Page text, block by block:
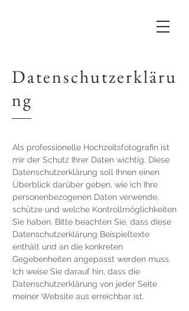
Datenschutzerkläru
ng
Als professionelle Hochzeitsfotografin ist
mir der Schutz Ihrer Daten wichtig. Diese
Datenschutzerklärung soll Ihnen einen
Überblick darüber geben, wie ich Ihre
personenbezogenen Daten verwende,
schütze und welche Kontrollmöglichkeiten
Sie haben. Bitte beachten Sie, dass diese
Datenschutzerklärung Beispieltexte
enthält und an die konkreten
Gegebenheiten angepasst werden muss.
Ich weise Sie darauf hin, dass die
Datenschutzerklärung von jeder Seite
meiner Website aus erreichbar ist.